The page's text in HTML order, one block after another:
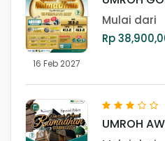
16 Feb 2027
RAMADHAN
Mulai dari
Rp
UMROH